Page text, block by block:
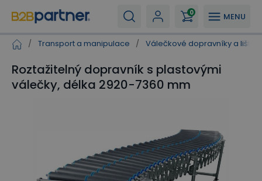
MENU
0
/ Transport a manipulace / Válečkové dopravníky a lišty
Roztažitelný dopravník s plastovými
válečky, délka 2920-7360 mm